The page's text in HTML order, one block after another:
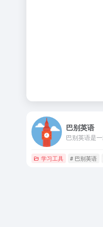
巴别英语
学习工具 # 巴别英语